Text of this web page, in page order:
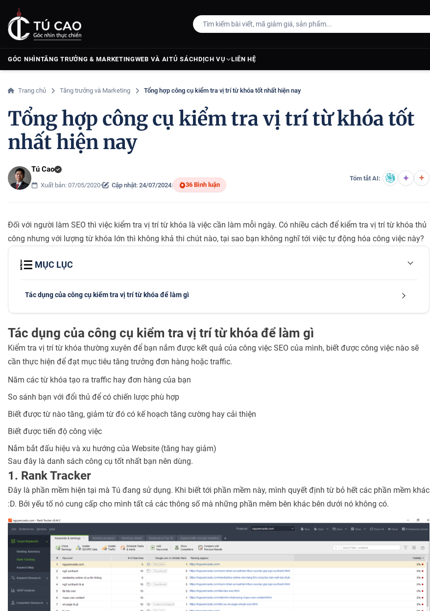
GÓC NHÌNTĂNG TRƯỞNG & MARKETINGWEB VÀ AITỦ SÁCHDỊCH VỤ LIÊN HỆ
Trang chủ Tăng trưởng và Marketing Tổng hợp công cụ kiểm tra vị trí từ khóa tốt nhất hiện nay
Tổng hợp công cụ kiểm tra vị trí từ khóa tốt
nhất hiện nay
Tú Cao
Xuất bản: 07/05/2020• Cập nhật: 24/07/2024| 36 Bình luận
Tóm tắt AI:
Đối với người làm SEO thì việc kiểm tra vị trí từ khóa là việc cần làm mỗi ngày. Có nhiều cách để kiểm tra vị trí từ khóa thủ
công nhưng với lượng từ khóa lớn thì không khả thi chút nào, tại sao bạn không nghĩ tới việc tự động hóa công việc này?
MỤC LỤC
Tác dụng của công cụ kiểm tra vị trí từ khóa để làm gì
Tác dụng của công cụ kiểm tra vị trí từ khóa để làm gì
Kiểm tra vị trí từ khóa thường xuyên để bạn nắm được kết quả của công việc SEO của mình, biết được công việc nào sẽ
cần thực hiện để đạt mục tiêu tăng trưởng đơn hàng hoặc traffic.
Năm các từ khóa tạo ra traffic hay đơn hàng của bạn
So sánh bạn với đổi thủ để có chiến lược phù hợp
Biết được từ nào tăng, giảm từ đó có kế hoạch tăng cường hay cải thiện
Biết được tiến độ công việc
Nắm bắt đấu hiệu và xu hướng của Website (tăng hay giảm)
Sau đây là danh sách công cụ tốt nhất bạn nên dùng.
1. Rank Tracker
Đây là phần mềm hiện tại mà Tú đang sử dụng. Khi biết tới phần mềm này, mình quyết định từ bỏ hết các phần mềm khác
:D. Bởi yếu tố nó cung cấp cho mình tất cả các thông số mà những phần mêm bên khác bên dưới nó không có.